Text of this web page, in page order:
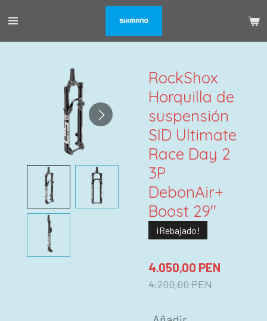
al
contenido
RockShox
Horquilla de
suspensión
SID Ultimate
Race Day 2
3P
DebonAir+
Boost 29"
¡Rebajado!
4.050,00 PEN
4.200,00 PEN